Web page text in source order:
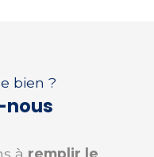
bien ?
à remplir le